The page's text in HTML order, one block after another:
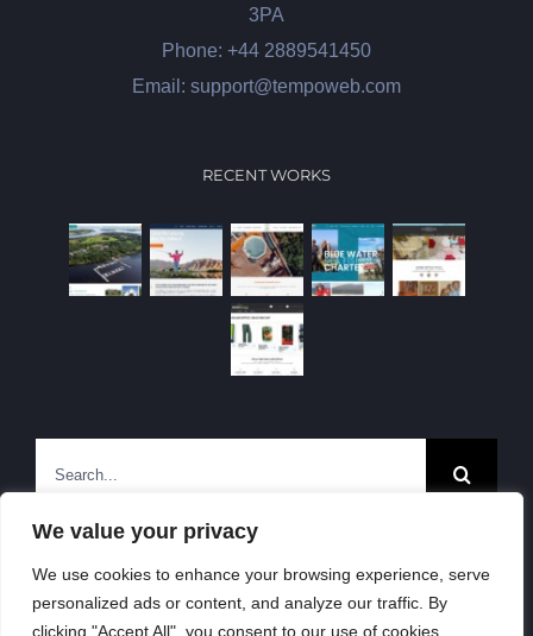
We value your privacy
We use cookies to enhance your browsing experience, serve
personalized ads or content, and analyze our traffic. By
clicking "Accept All", you consent to our use of cookies.
3PA
Phone: +44 2889541450
Email: support@tempoweb.com
RECENT WORKS
for:
© Copyright 1997 -2026 | All Rights